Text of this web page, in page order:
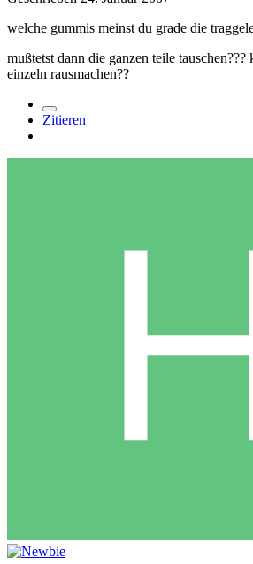
welche gummis meinst du grade die
mußtetst dann die ganzen teile
einzeln rausmachen??
Zitieren